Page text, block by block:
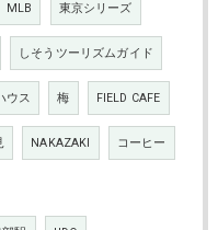
MLB 東京シリーズ
しそうツーリズムガイド
ウス 梅 FIELD CAFE
NAKAZAKI コーヒー